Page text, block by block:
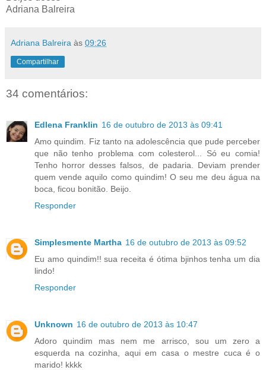
Adriana Balreira
Adriana Balreira às 09:26
Compartilhar
34 comentários:
Edlena Franklin 16 de outubro de 2013 às 09:41
Amo quindim. Fiz tanto na adolescência que pude perceber
que não tenho problema com colesterol... Só eu comia!
Tenho horror desses falsos, de padaria. Deviam prender
quem vende aquilo como quindim! O seu me deu água na
boca, ficou bonitão. Beijo.
Responder
Simplesmente Martha 16 de outubro de 2013 às 09:52
Eu amo quindim!! sua receita é ótima bjinhos tenha um dia
lindo!
Responder
Unknown 16 de outubro de 2013 às 10:47
Adoro quindim mas nem me arrisco, sou um zero a
esquerda na cozinha, aqui em casa o mestre cuca é o
marido! kkkk